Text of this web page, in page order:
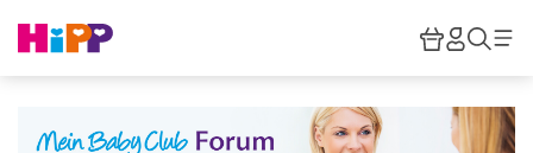
HiPP